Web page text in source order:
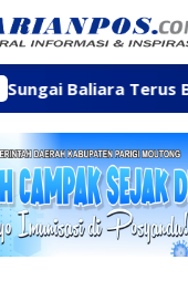
Terus Beroperasi